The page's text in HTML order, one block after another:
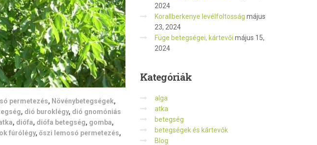
permetezés, Növénybetegségek,
, dió buroklégy, dió gnomóniás
, diófa, diófa betegség, gomba,
fúrólégy, őszi lemosó permetezés,
2024
Korallberkenye levélfoltosság május
23, 2024
Füge betegségei, kártevői május 15,
2024
Kategóriák
alga
atka
betegség
betegségek és kártevők
Blog